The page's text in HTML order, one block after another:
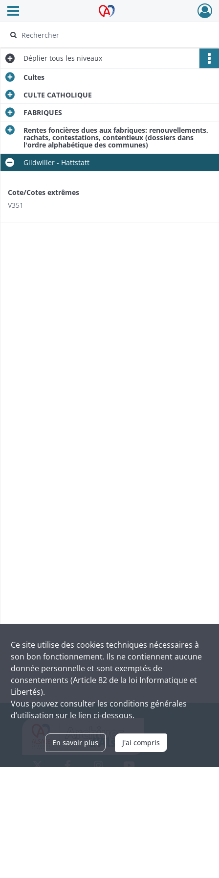
Archives Alsace - Colmar
Ouvrir le menu déroulant
Déplier tous les niveaux
Cultes
CULTE CATHOLIQUE
FABRIQUES
Rentes foncières dues aux fabriques: renouvellements,
rachats, contestations, contentieux (dossiers dans
l'ordre alphabétique des communes)
Gildwiller - Hattstatt
Cote/Cotes extrêmes
V351
Ce site utilise des cookies techniques nécessaires à
son bon fonctionnement. Ils ne contiennent aucune
donnée personnelle et sont exemptés de
consentements (Article 82 de la loi Informatique et
Libertés).
Vous pouvez consulter les conditions générales
d’utilisation sur le lien ci-dessous.
En savoir plus J'ai compris